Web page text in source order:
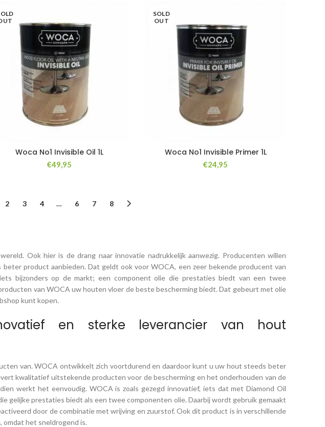
Woca No1 Invisible Oil 1L
€49,95
SOLD
OUT
Woca No1 Invisible Primer 1L
€24,95
2 3 4 … 6 7 8
Ook hier is de drang naar innovatie nadrukkelijk aanwezig. Producenten willen
product aanbieden. Dat geldt ook voor WOCA, een zeer bekende producent van
bijzonders op de markt; een component olie die prestaties biedt van een twee
van WOCA uw houten vloer de beste bescherming biedt. Dat gebeurt met olie
kunt kopen.
en sterke leverancier van hout
van. WOCA ontwikkelt zich voortdurend en daardoor kunt u uw hout steeds beter
kwalitatief uitstekende producten voor de bescherming en het onderhouden van de
werkt het eenvoudig. WOCA is zoals gezegd innovatief, iets dat met Diamond Oil
gelijke prestaties biedt als een twee componenten olie. Daarbij wordt gebruik gemaakt
door de combinatie met wrijving en zuurstof. Ook dit product is in verschillende
omdat het sneldrogend is.